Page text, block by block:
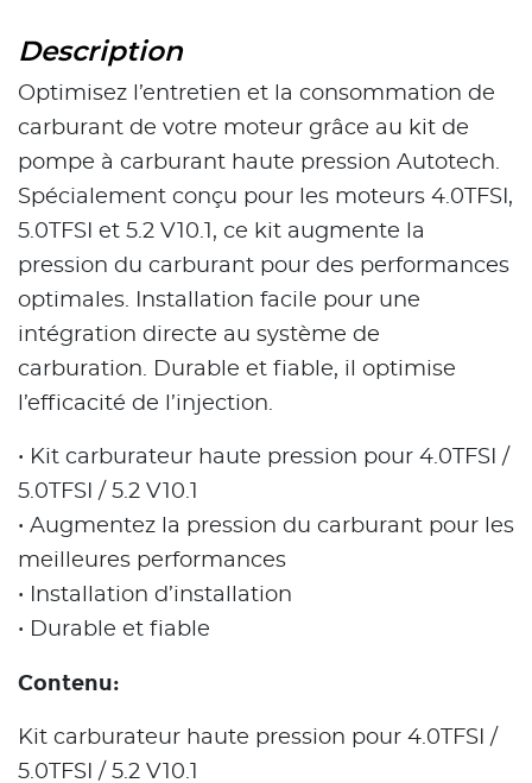
Description
Optimisez l’entretien et la consommation de
carburant de votre moteur grâce au kit de
pompe à carburant haute pression Autotech.
Spécialement conçu pour les moteurs 4.0TFSI,
5.0TFSI et 5.2 V10.1, ce kit augmente la
pression du carburant pour des performances
optimales. Installation facile pour une
intégration directe au système de
carburation. Durable et fiable, il optimise
l’efficacité de l’injection.
• Kit carburateur haute pression pour 4.0TFSI /
5.0TFSI / 5.2 V10.1
• Augmentez la pression du carburant pour les
meilleures performances
• Installation d’installation
• Durable et fiable
Contenu:
Kit carburateur haute pression pour 4.0TFSI /
5.0TFSI / 5.2 V10.1